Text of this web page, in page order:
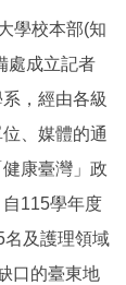
學校本部(知
處成立記者
，經由各級
、媒體的通
康臺灣」政
115學年度
名及護理領域
口的臺東地